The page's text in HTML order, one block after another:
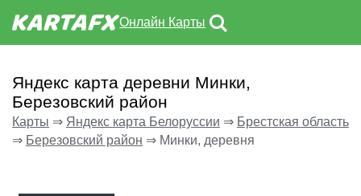
Онлайн Карты
Яндекс карта деревни Минки,
Березовский район
Карты ⇒ Яндекс карта Белоруссии ⇒ Брестская область
⇒ Березовский район ⇒ Минки, деревня